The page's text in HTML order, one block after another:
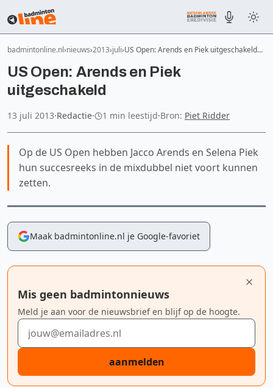
badmintonline.nl nieuws 2013 juli US Open: Arends en Piek uitgeschakeld…
US Open: Arends en Piek
uitgeschakeld
13 juli 2013·Redactie· 1 min leestijd·Bron: Piet Ridder
Op de US Open hebben Jacco Arends en Selena Piek
hun succesreeks in de mixdubbel niet voort kunnen
zetten.
Maak badmintonline.nl je Google-favoriet
Mis geen badmintonnieuws
Meld je aan voor de nieuwsbrief en blijf op de hoogte.
E-mailadres
aanmelden